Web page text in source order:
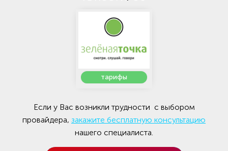
тарифы
Если у Вас возникли трудности с выбором
провайдера, закажите бесплатную консультацию
нашего специалиста.